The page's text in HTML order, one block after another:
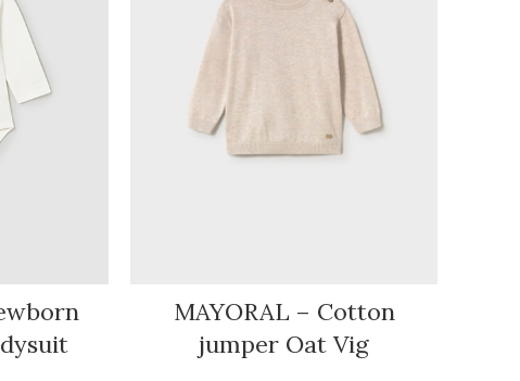
MAYORAL – Cotton
jumper Oat Vig